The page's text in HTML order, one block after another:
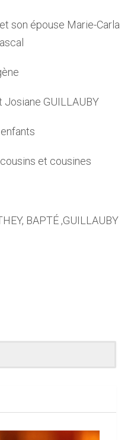
son épouse Marie-Carla
GUILLAUBY
et cousines
BAPTÉ ,GUILLAUBY